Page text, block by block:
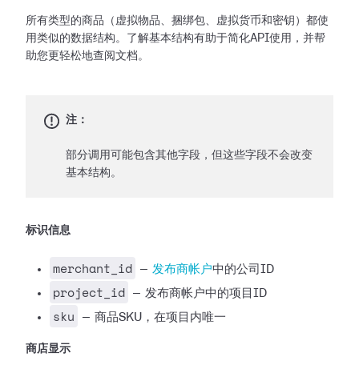
所有类型的商品（虚拟物品、捆绑包、虚拟货币和密钥）都使
用类似的数据结构。了解基本结构有助于简化API使用，并帮
助您更轻松地查阅文档。
注：
部分调用可能包含其他字段，但这些字段不会改变
基本结构。
标识信息
merchant_id — 发布商帐户中的公司ID
project_id — 发布商帐户中的项目ID
sku — 商品SKU，在项目内唯一
商店显示